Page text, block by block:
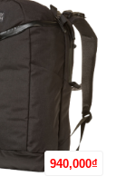
940,000₫